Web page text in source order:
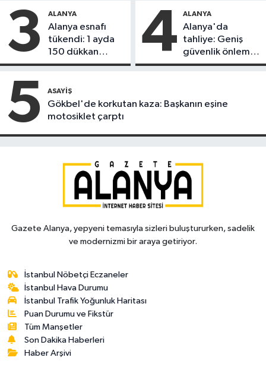
3 ALANYA
Alanya esnafı
tükendi: 1 ayda
150 dükkan
kapandı
4 ALANYA
Alanya'da
tahliye: Geniş
güvenlik önlemi
alındı
5 ASAYIŞ
Gökbel'de korkutan kaza: Başkanın eşine
motosiklet çarptı
Gazete Alanya, yepyeni temasıyla sizleri buluştururken, sadelik
ve modernizmi bir araya getiriyor.
İstanbul Nöbetçi Eczaneler
İstanbul Hava Durumu
İstanbul Trafik Yoğunluk Haritası
Puan Durumu ve Fikstür
Tüm Manşetler
Son Dakika Haberleri
Haber Arşivi